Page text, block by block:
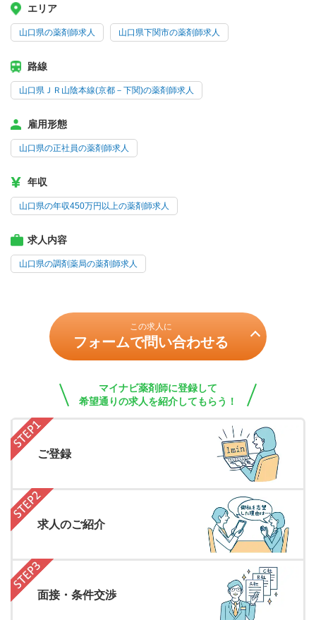
エリア
山口県の薬剤師求人 山口県下関市の薬剤師求人
路線
山口県ＪＲ山陰本線(京都－下関)の薬剤師求人
雇用形態
山口県の正社員の薬剤師求人
年収
山口県の年収450万円以上の薬剤師求人
求人内容
山口県の調剤薬局の薬剤師求人
この求人に
フォームで問い合わせる
マイナビ薬剤師に登録して
希望通りの求人を紹介してもらう！
ご登録
求人のご紹介
面接・条件交渉